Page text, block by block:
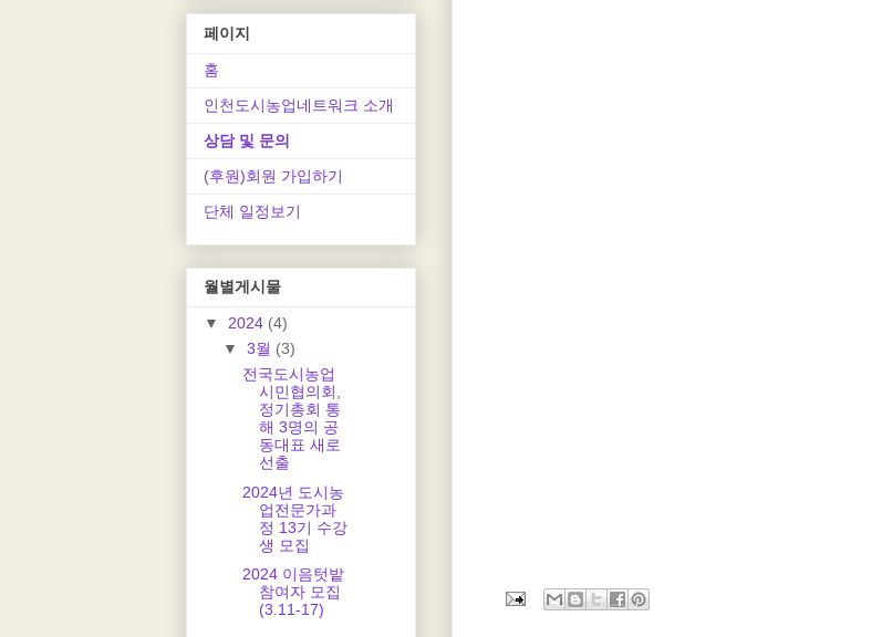
페이지
홈
인천도시농업네트워크 소개
상담 및 문의
(후원)회원 가입하기
단체 일정보기
월별게시물
▼ 2024 (4)
▼ 3월 (3)
전국도시농업
시민협의회,
정기총회 통
해 3명의 공
동대표 새로
선출
2024년 도시농
업전문가과
정 13기 수강
생 모집
2024 이음텃밭
참여자 모집
(3.11-17)